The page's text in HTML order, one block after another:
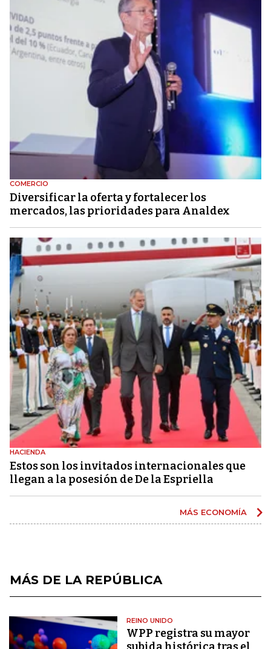
COMERCIO
Diversificar la oferta y fortalecer los
mercados, las prioridades para Analdex
HACIENDA
Estos son los invitados internacionales que
llegan a la posesión de De la Espriella
MÁS ECONOMÍA
MÁS DE LA REPÚBLICA
REINO UNIDO
WPP registra su mayor